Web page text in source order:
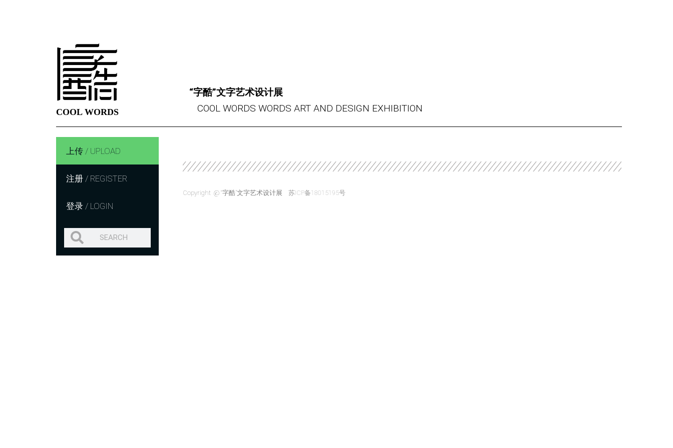
COOL WORDS
“字酷”文字艺术设计展
COOL WORDS WORDS ART AND DESIGN EXHIBITION
上传 / UPLOAD
注册 / REGISTER
登录 / LOGIN
Copyright @ “字酷”文字艺术设计展 苏ICP备18015195号